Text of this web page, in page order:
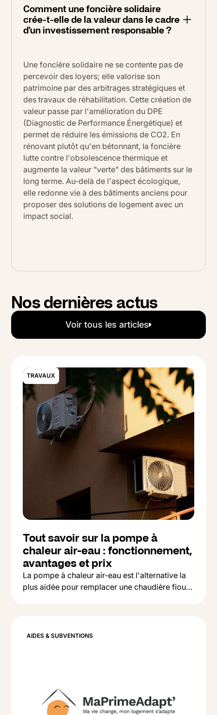
Comment une foncière solidaire
crée-t-elle de la valeur dans le cadre
d'un investissement responsable ?
Une foncière solidaire ne se contente pas de
percevoir des loyers; elle valorise son
patrimoine par des arbitrages stratégiques et
des travaux de réhabilitation. Cette création de
valeur passe par l'amélioration du DPE
(Diagnostic de Performance Énergétique) et
permet de réduire les émissions de CO2. En
rénovant plutôt qu'en bétonnant, la foncière
lutte contre l'obsolescence thermique et
augmente la valeur "verte" des bâtiments sur le
long terme. Au-delà de l'aspect écologique,
elle redonne vie à des bâtiments anciens pour
proposer des solutions de logement avec un
impact social.
Nos dernières actus
Voir tous les articles
TRAVAUX
Tout savoir sur la pompe à
chaleur air-eau : fonctionnement,
avantages et prix
La pompe à chaleur air-eau est l'alternative la
plus aidée pour remplacer une chaudière fioul
AIDES & SUBVENTIONS